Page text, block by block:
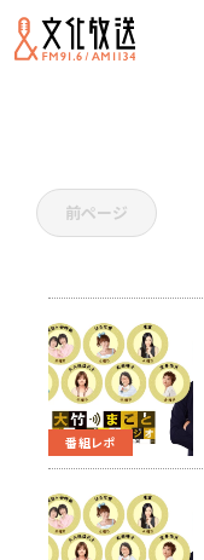
前ページ
番組レポ